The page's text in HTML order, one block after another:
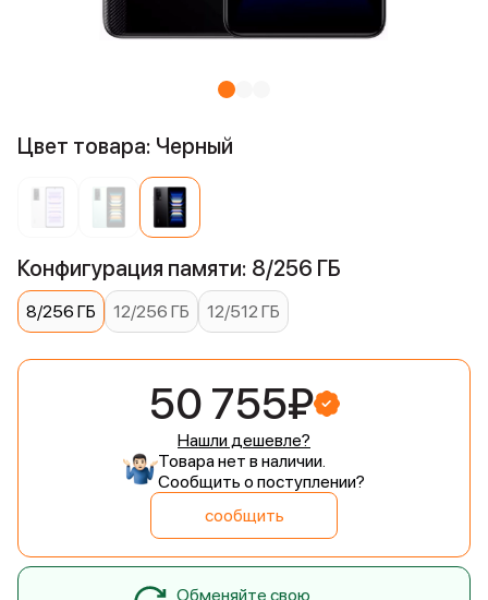
Цвет товара: Черный
Конфигурация памяти: 8/256 ГБ
8/256 ГБ 12/256 ГБ 12/512 ГБ
50 755₽
Нашли дешевле?
Товара нет в наличии.
Сообщить о поступлении?
сообщить
Обменяйте свою